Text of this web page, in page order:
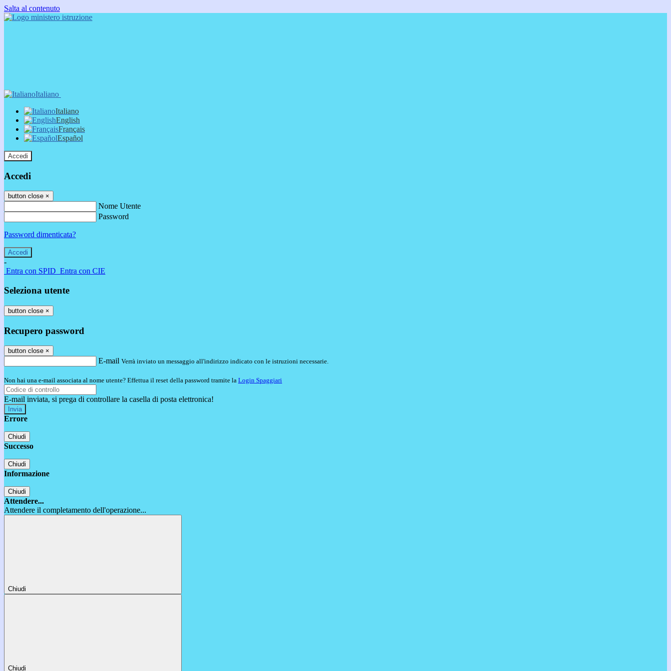
Salta al contenuto
Italiano
Italiano
English
Français
Español
Accedi
Accedi
button close ×
Nome Utente
Password
Password dimenticata?
-
Entra con SPID Entra con CIE
Seleziona utente
button close ×
Recupero password
button close ×
E-mail Verrà inviato un messaggio all'indirizzo indicato con le istruzioni necessarie.
Non hai una e-mail associata al nome utente? Effettua il reset della password tramite la Login Spaggiari
E-mail inviata, si prega di controllare la casella di posta elettronica!
Errore
Chiudi
Successo
Chiudi
Informazione
Chiudi
Attendere...
Attendere il completamento dell'operazione...
Chiudi
Chiudi